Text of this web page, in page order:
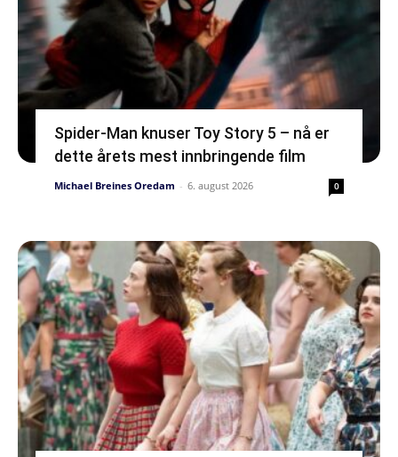
Spider-Man knuser Toy Story 5 – nå er
dette årets mest innbringende film
Michael Breines Oredam - 6. august 2026 0